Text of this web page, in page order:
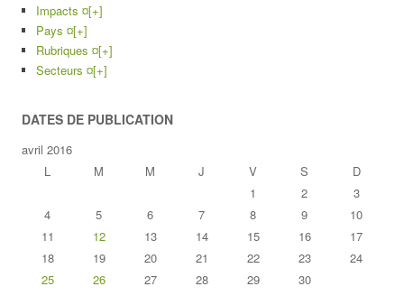
Impacts ¤[+]
Pays ¤[+]
Rubriques ¤[+]
Secteurs ¤[+]
DATES DE PUBLICATION
avril 2016
L
M M J V S
D
1
2
3
4
5 6 7 8 9
10
11
12 13 14 15 16
17
18
19 20 21 22 23
24
25
26 27 28 29
30